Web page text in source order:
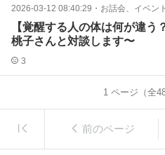
2026-03-12 08:40:29 ・ お話会、イベン
【覚醒する人の体は何が違う
桃子さんと対談します〜
3
1ページ（全
前のページ